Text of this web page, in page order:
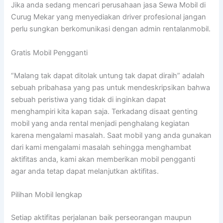
Jika anda sedang mencari perusahaan jasa Sewa Mobil di
Curug Mekar yang menyediakan driver profesional jangan
perlu sungkan berkomunikasi dengan admin rentalanmobil.
Gratis Mobil Pengganti
“Malang tak dapat ditolak untung tak dapat diraih” adalah
sebuah pribahasa yang pas untuk mendeskripsikan bahwa
sebuah peristiwa yang tidak di inginkan dapat
menghampiri kita kapan saja. Terkadang disaat genting
mobil yang anda rental menjadi penghalang kegiatan
karena mengalami masalah. Saat mobil yang anda gunakan
dari kami mengalami masalah sehingga menghambat
aktifitas anda, kami akan memberikan mobil pengganti
agar anda tetap dapat melanjutkan aktifitas.
Pilihan Mobil lengkap
Setiap aktifitas perjalanan baik perseorangan maupun